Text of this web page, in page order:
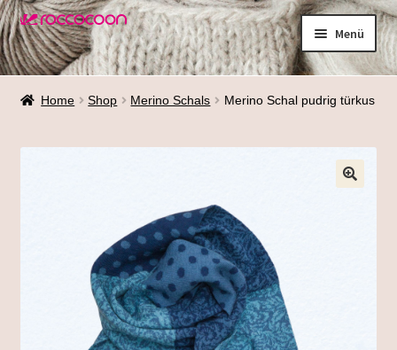
Zur
Navigation
springen
Zum
Inhalt
springen
Menü
Shop
Home Shop Merino Schals Merino Schal pudrig türkus